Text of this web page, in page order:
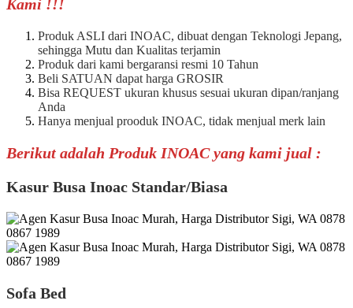
Kami !!!
Produk ASLI dari INOAC, dibuat dengan Teknologi Jepang,
sehingga Mutu dan Kualitas terjamin
Produk dari kami bergaransi resmi 10 Tahun
Beli SATUAN dapat harga GROSIR
Bisa REQUEST ukuran khusus sesuai ukuran dipan/ranjang
Anda
Hanya menjual prooduk INOAC, tidak menjual merk lain
Berikut adalah Produk INOAC yang kami jual :
Kasur Busa Inoac Standar/Biasa
Sofa Bed